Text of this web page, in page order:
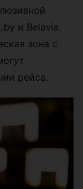
и Belavia.
зона с
рейса.